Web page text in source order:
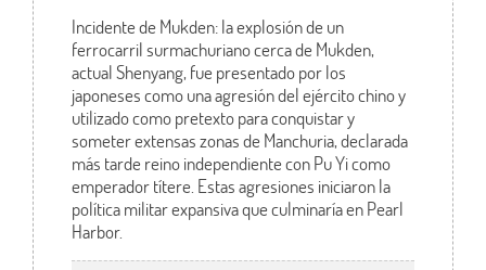
Incidente de Mukden: la explosión de un
ferrocarril surmachuriano cerca de Mukden,
actual Shenyang, fue presentado por los
japoneses como una agresión del ejército chino y
utilizado como pretexto para conquistar y
someter extensas zonas de Manchuria, declarada
más tarde reino independiente con Pu Yi como
emperador títere. Estas agresiones iniciaron la
política militar expansiva que culminaría en Pearl
Harbor.